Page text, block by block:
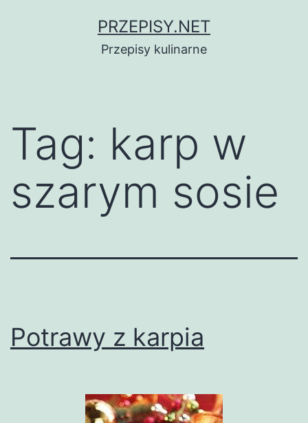
PRZEPISY.NET
Przepisy kulinarne
Tag: karp w
szarym sosie
Potrawy z karpia